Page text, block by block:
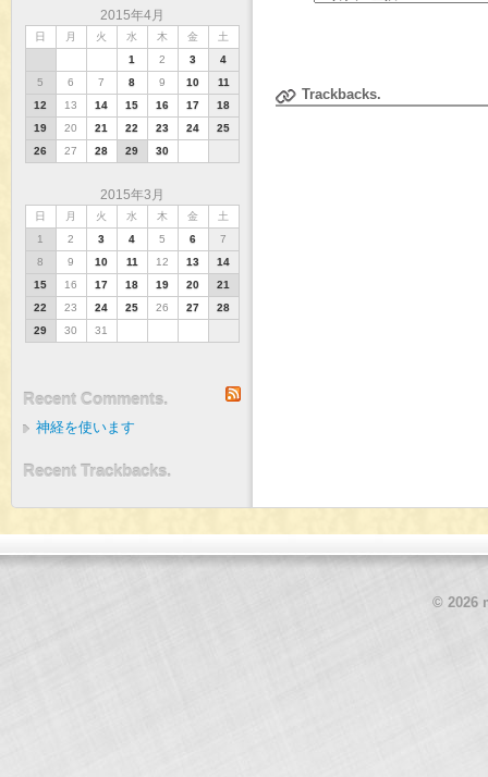
Trackbacks.
2015年4月
日 月 火 水 木 金
土
1
2 3
4
5
6 7 8 9 10
11
12
13 14 15 16 17
18
19
20 21 22 23 24
25
26
27 28 29 30
2015年3月
日 月 火 水 木 金
土
1
2 3 4 5 6
7
8
9 10 11 12 13
14
15
16 17 18 19 20
21
22
23 24 25 26 27
28
29
30 31
Recent Comments.
神経を使います
Recent Trackbacks.
© 2026